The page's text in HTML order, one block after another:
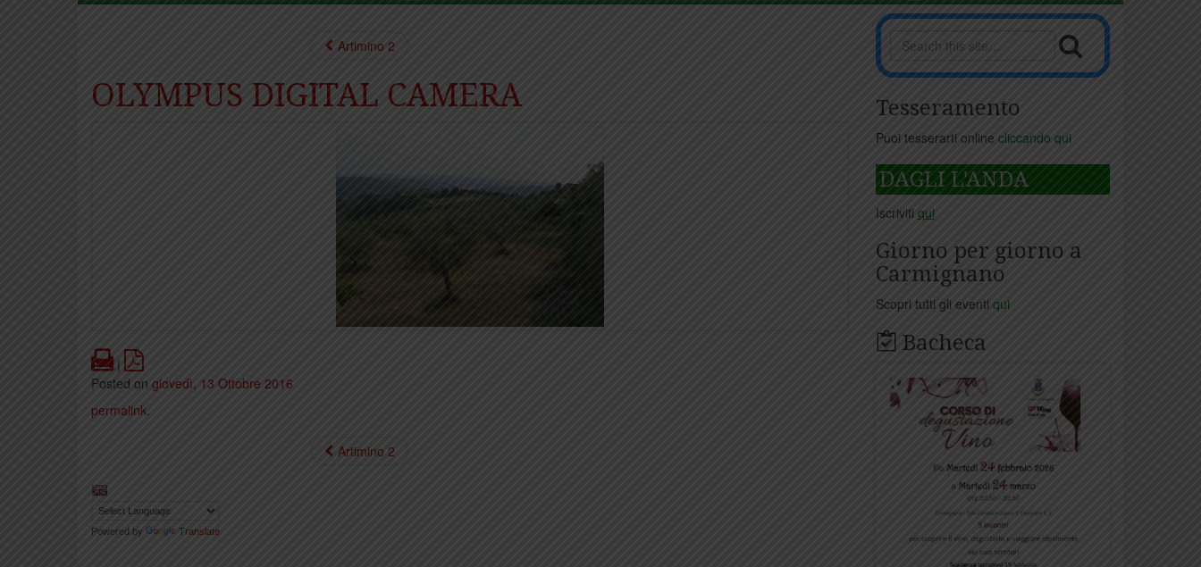
Artimino 2
OLYMPUS DIGITAL CAMERA
Print
|
Posted on giovedì, 13 Ottobre 2016
permalink.
Artimino 2
Powered by Translate
Tesseramento
Puoi tesserarti online cliccando qui
DAGLI L'ANDA
Iscriviti qui
Giorno per giorno a
Carmignano
Scopri tutti gli eventi qui
Bacheca